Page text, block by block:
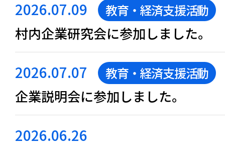
2026.07.09 教育・経済支援活動
村内企業研究会に参加しました。
2026.07.07 教育・経済支援活動
企業説明会に参加しました。
2026.06.26